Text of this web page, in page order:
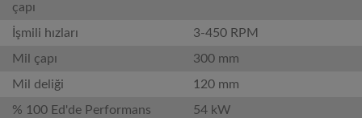
çapı
İşmili hızları
3-450 RPM
Mil çapı
300 mm
Mil deliği
120 mm
% 100 Ed'de Performans
54 kW